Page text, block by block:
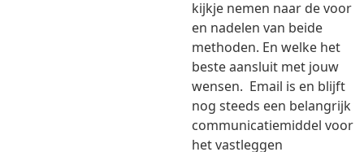
kijkje nemen naar de voor
en nadelen van beide
methoden. En welke het
beste aansluit met jouw
wensen. Email is en blijft
nog steeds een belangrijk
communicatiemiddel voor
het vastleggen